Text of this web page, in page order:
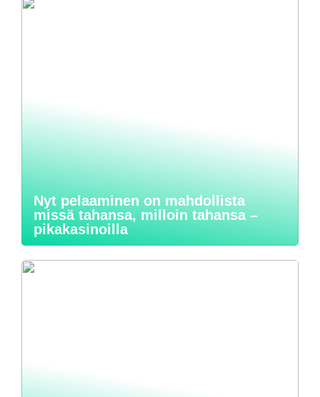
Nyt pelaaminen on mahdollista
missä tahansa, milloin tahansa –
pikakasinoilla